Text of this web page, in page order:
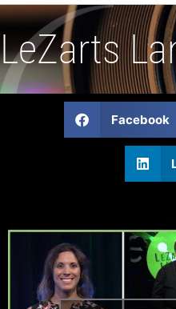
LeZarts
Facebook